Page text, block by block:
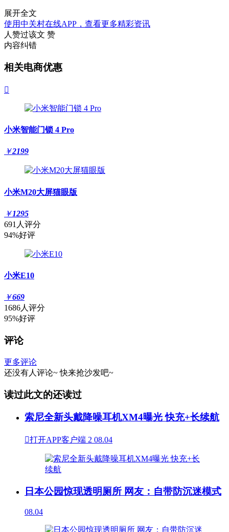
展开全文
使用中关村在线APP，查看更多精彩资讯
人赞过该文 赞
内容纠错
相关电商优惠

小米智能门锁 4 Pro
￥2199
小米M20大屏猫眼版
￥1295
691人评分
94%好评
小米E10
￥669
1686人评分
95%好评
评论
更多评论
还没有人评论~ 快来抢沙发吧~
读过此文的还读过
索尼全新头戴降噪耳机XM4曝光 快充+长续航
打开APP客户端 2 08.04
日本公园惊现透明厕所 网友：自带防沉迷模式
08.04